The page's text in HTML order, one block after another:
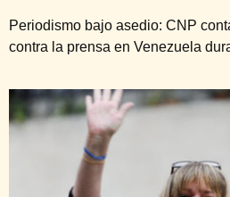
Periodismo bajo asedio: CNP
contra la prensa en Venezuela